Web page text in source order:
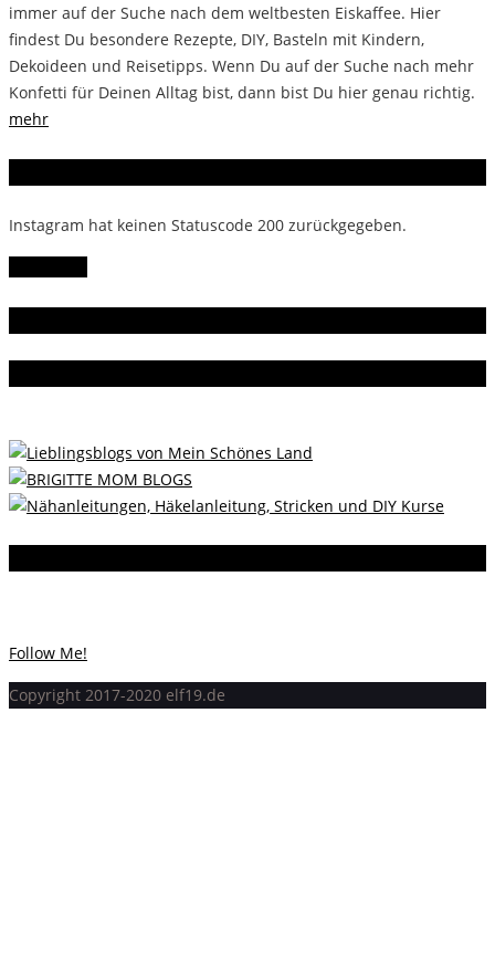
immer auf der Suche nach dem weltbesten Eiskaffee. Hier
findest Du besondere Rezepte, DIY, Basteln mit Kindern,
Dekoideen und Reisetipps. Wenn Du auf der Suche nach mehr
Konfetti für Deinen Alltag bist, dann bist Du hier genau richtig.
mehr
Instagram hat keinen Statuscode 200 zurückgegeben.
Follow Me!
Copyright 2017-2020 elf19.de